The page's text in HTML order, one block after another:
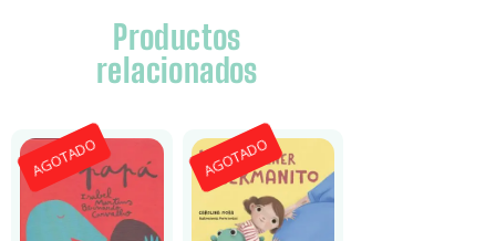
Productos
relacionados
AGOTADO AGOTADO